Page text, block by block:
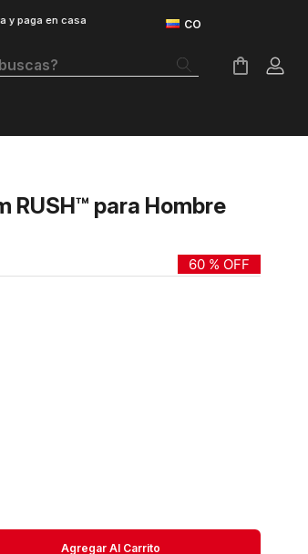
y paga en casa
RUSH™ para Hombre
60 % OFF
Agregar Al Carrito